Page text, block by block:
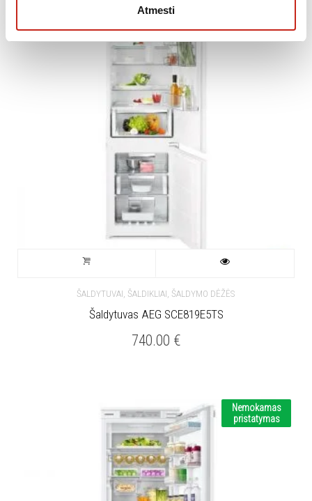
Atmesti
ŠALDYTUVAI, ŠALDIKLIAI, ŠALDYMO DĖŽĖS
Šaldytuvas AEG SCE819E5TS
740.00 €
Nemokamas
pristatymas